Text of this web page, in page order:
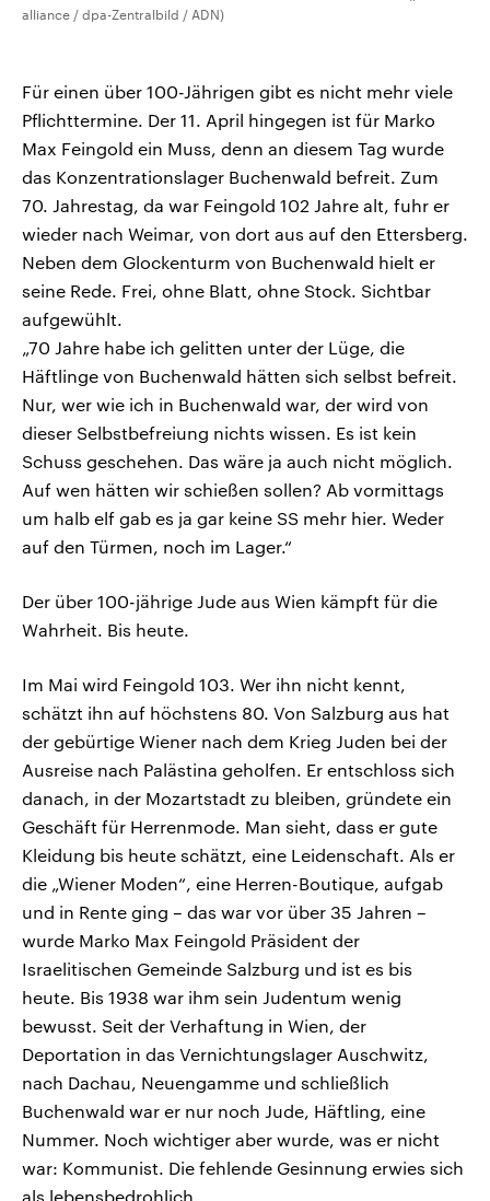
alliance / dpa-Zentralbild / ADN)
Für einen über 100-Jährigen gibt es nicht mehr viele
Pflichttermine. Der 11. April hingegen ist für Marko
Max Feingold ein Muss, denn an diesem Tag wurde
das Konzentrationslager Buchenwald befreit. Zum
70. Jahrestag, da war Feingold 102 Jahre alt, fuhr er
wieder nach Weimar, von dort aus auf den Ettersberg.
Neben dem Glockenturm von Buchenwald hielt er
seine Rede. Frei, ohne Blatt, ohne Stock. Sichtbar
aufgewühlt.
„70 Jahre habe ich gelitten unter der Lüge, die
Häftlinge von Buchenwald hätten sich selbst befreit.
Nur, wer wie ich in Buchenwald war, der wird von
dieser Selbstbefreiung nichts wissen. Es ist kein
Schuss geschehen. Das wäre ja auch nicht möglich.
Auf wen hätten wir schießen sollen? Ab vormittags
um halb elf gab es ja gar keine SS mehr hier. Weder
auf den Türmen, noch im Lager.“
Der über 100-jährige Jude aus Wien kämpft für die
Wahrheit. Bis heute.
Im Mai wird Feingold 103. Wer ihn nicht kennt,
schätzt ihn auf höchstens 80. Von Salzburg aus hat
der gebürtige Wiener nach dem Krieg Juden bei der
Ausreise nach Palästina geholfen. Er entschloss sich
danach, in der Mozartstadt zu bleiben, gründete ein
Geschäft für Herrenmode. Man sieht, dass er gute
Kleidung bis heute schätzt, eine Leidenschaft. Als er
die „Wiener Moden“, eine Herren-Boutique, aufgab
und in Rente ging – das war vor über 35 Jahren –
wurde Marko Max Feingold Präsident der
Israelitischen Gemeinde Salzburg und ist es bis
heute. Bis 1938 war ihm sein Judentum wenig
bewusst. Seit der Verhaftung in Wien, der
Deportation in das Vernichtungslager Auschwitz,
nach Dachau, Neuengamme und schließlich
Buchenwald war er nur noch Jude, Häftling, eine
Nummer. Noch wichtiger aber wurde, was er nicht
war: Kommunist. Die fehlende Gesinnung erwies sich
als lebensbedrohlich.